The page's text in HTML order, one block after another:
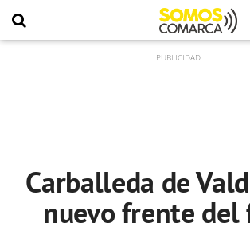
Carballeda de
nuevo frente del